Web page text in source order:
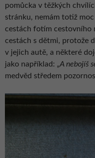
pomůcka v těžkých
stránku, nemám totiž
cestách fotím cestovního
cestách s dětmi, protože
v jejich autě, a některé
jako například: „A nebojíš
medvěd středem